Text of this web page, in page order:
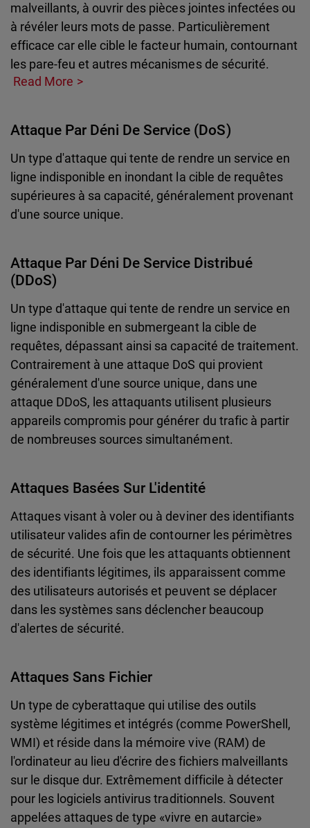
malveillants, à ouvrir des pièces jointes infectées ou
à révéler leurs mots de passe. Particulièrement
efficace car elle cible le facteur humain, contournant
les pare-feu et autres mécanismes de sécurité.
Read More
Attaque Par Déni De Service (DoS)
Un type d'attaque qui tente de rendre un service en
ligne indisponible en inondant la cible de requêtes
supérieures à sa capacité, généralement provenant
d'une source unique.
Attaque Par Déni De Service Distribué
(DDoS)
Un type d'attaque qui tente de rendre un service en
ligne indisponible en submergeant la cible de
requêtes, dépassant ainsi sa capacité de traitement.
Contrairement à une attaque DoS qui provient
généralement d'une source unique, dans une
attaque DDoS, les attaquants utilisent plusieurs
appareils compromis pour générer du trafic à partir
de nombreuses sources simultanément.
Attaques Basées Sur L'identité
Attaques visant à voler ou à deviner des identifiants
utilisateur valides afin de contourner les périmètres
de sécurité. Une fois que les attaquants obtiennent
des identifiants légitimes, ils apparaissent comme
des utilisateurs autorisés et peuvent se déplacer
dans les systèmes sans déclencher beaucoup
d'alertes de sécurité.
Attaques Sans Fichier
Un type de cyberattaque qui utilise des outils
système légitimes et intégrés (comme PowerShell,
WMI) et réside dans la mémoire vive (RAM) de
l'ordinateur au lieu d'écrire des fichiers malveillants
sur le disque dur. Extrêmement difficile à détecter
pour les logiciels antivirus traditionnels. Souvent
appelées attaques de type «vivre en autarcie»